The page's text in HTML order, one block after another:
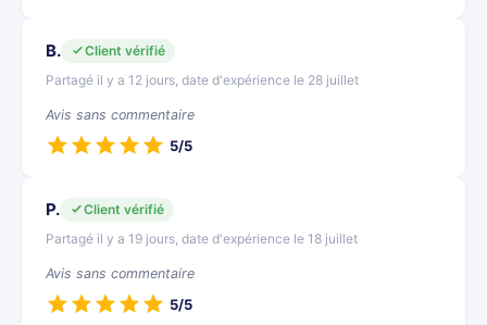
B.
Client vérifié
Partagé il y a 12 jours, date d'expérience le 28 juillet
Avis sans commentaire
5/5
P.
Client vérifié
Partagé il y a 19 jours, date d'expérience le 18 juillet
Avis sans commentaire
5/5